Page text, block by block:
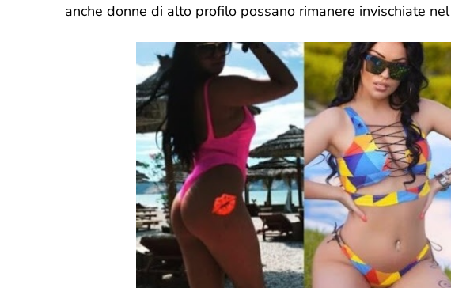
anche donne di alto profilo possano rimanere invischiate